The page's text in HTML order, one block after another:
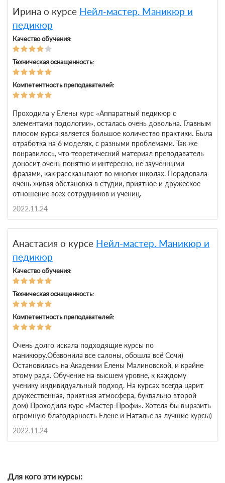
Ирина о курсе Нейл-мастер. Маникюр и
педикюр
Качество обучения:
Техническая оснащенность:
Компетентность преподавателей:
Проходила у Елены курс «Аппаратный педикюр с
элементами подологии», осталась очень довольна. Главным
плюсом курса является большое количество практики. Была
отработка на 6 моделях, с разными проблемами. Так же
понравилось, что теоретический материал преподаватель
доносит очень понятно и интересно, не заученными
фразами, как рассказывают во многих школах. Порадовала
очень живая обстановка в студии, приятное и дружеское
отношение всех сотрудников и учениц.
2022.11.24
Анастасия о курсе Нейл-мастер. Маникюр и
педикюр
Качество обучения:
Техническая оснащенность:
Компетентность преподавателей:
Очень долго искала подходящие курсы по
маникюру.Обзвонила все салоны, обошла всё Сочи)
Остановилась на Акадении Елены Малиновской, и крайне
этому рада. Обучение на высшем уровне, к каждому
ученику индивидуальный подход. На курсах всегда царит
дружественная, приятная атмосфера, буквально второй
дом) Проходила курс «Мастер-Профи». Хотела бы выразить
огромную благодарность Елене и Наталье за лучшие курсы)
2022.11.24
Для кого эти курсы: